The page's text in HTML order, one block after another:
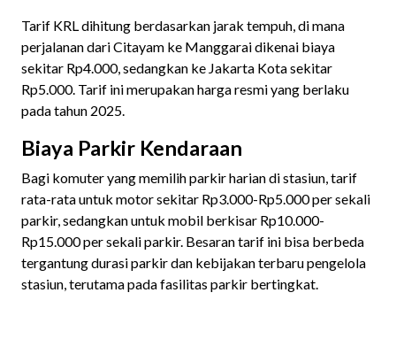
Tarif KRL dihitung berdasarkan jarak tempuh, di mana
perjalanan dari Citayam ke Manggarai dikenai biaya
sekitar Rp4.000, sedangkan ke Jakarta Kota sekitar
Rp5.000. Tarif ini merupakan harga resmi yang berlaku
pada tahun 2025.
Biaya Parkir Kendaraan
Bagi komuter yang memilih parkir harian di stasiun, tarif
rata-rata untuk motor sekitar Rp3.000-Rp5.000 per sekali
parkir, sedangkan untuk mobil berkisar Rp10.000-
Rp15.000 per sekali parkir. Besaran tarif ini bisa berbeda
tergantung durasi parkir dan kebijakan terbaru pengelola
stasiun, terutama pada fasilitas parkir bertingkat.